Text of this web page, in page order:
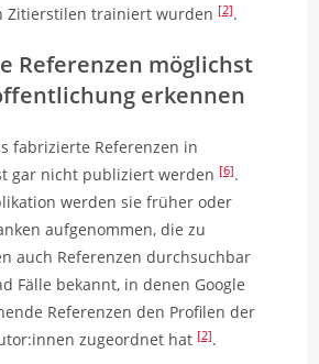
Zitierstilen trainiert wurden[2].
Referenzen möglichst
erkennen
fabrizierte Referenzen in
gar nicht publiziert werden[6].
werden sie früher oder
aufgenommen, die zu
auch Referenzen durchsuchbar
Fälle bekannt, in denen Google
Referenzen den Profilen der
zugeordnet hat[2].